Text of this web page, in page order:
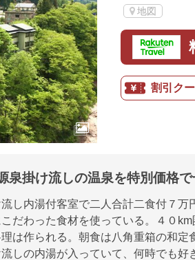
地図
割引ク
泉掛け流しの温泉を特別価格で
し内湯付客室で二人合計二食付７万
だわった食材を使っている。４０
は作られる。朝食は八角重箱の和定
しの内湯が入っていて、何時でも好